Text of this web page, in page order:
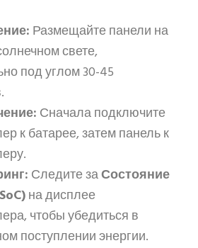
Размещайте панели на
свете,
под углом 30-45
Сначала подключите
к батарее, затем панель к
Следите заСостояние
на дисплее
чтобы убедиться в
поступлении энергии.